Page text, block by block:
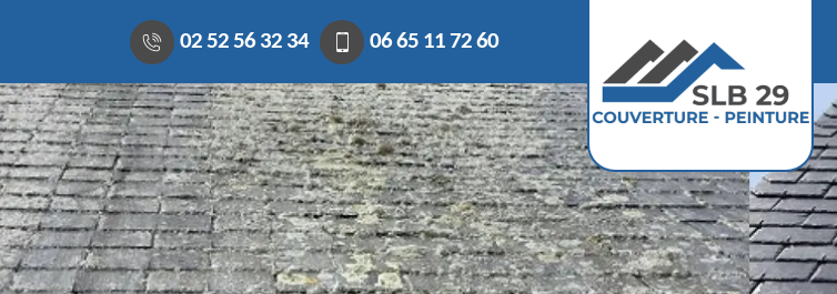
02 52 56 32 34 06 65 11 72 60